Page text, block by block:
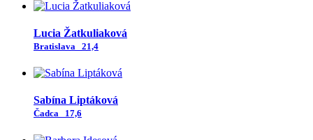
Lucia Žatkuliaková
Bratislava 21,4
Sabína Liptáková
Čadca 17,6